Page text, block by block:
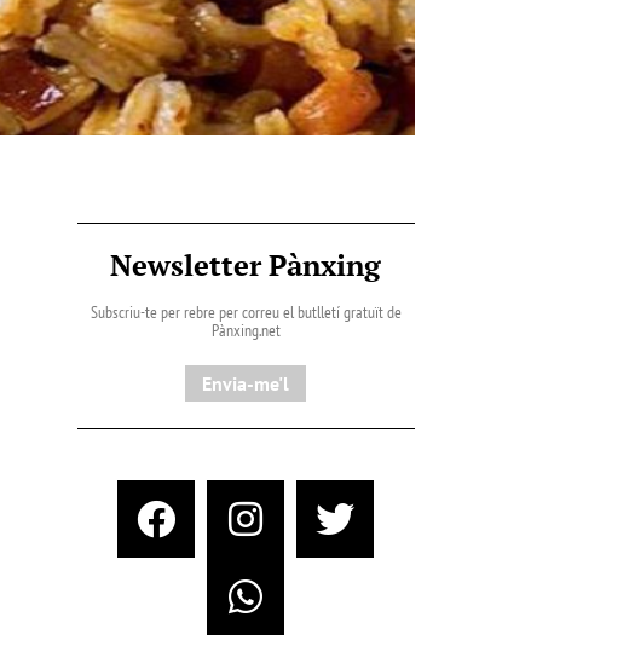
Newsletter Pànxing
Subscriu-te per rebre per correu el butlletí gratuït de
Pànxing.net​
Envia-me'l